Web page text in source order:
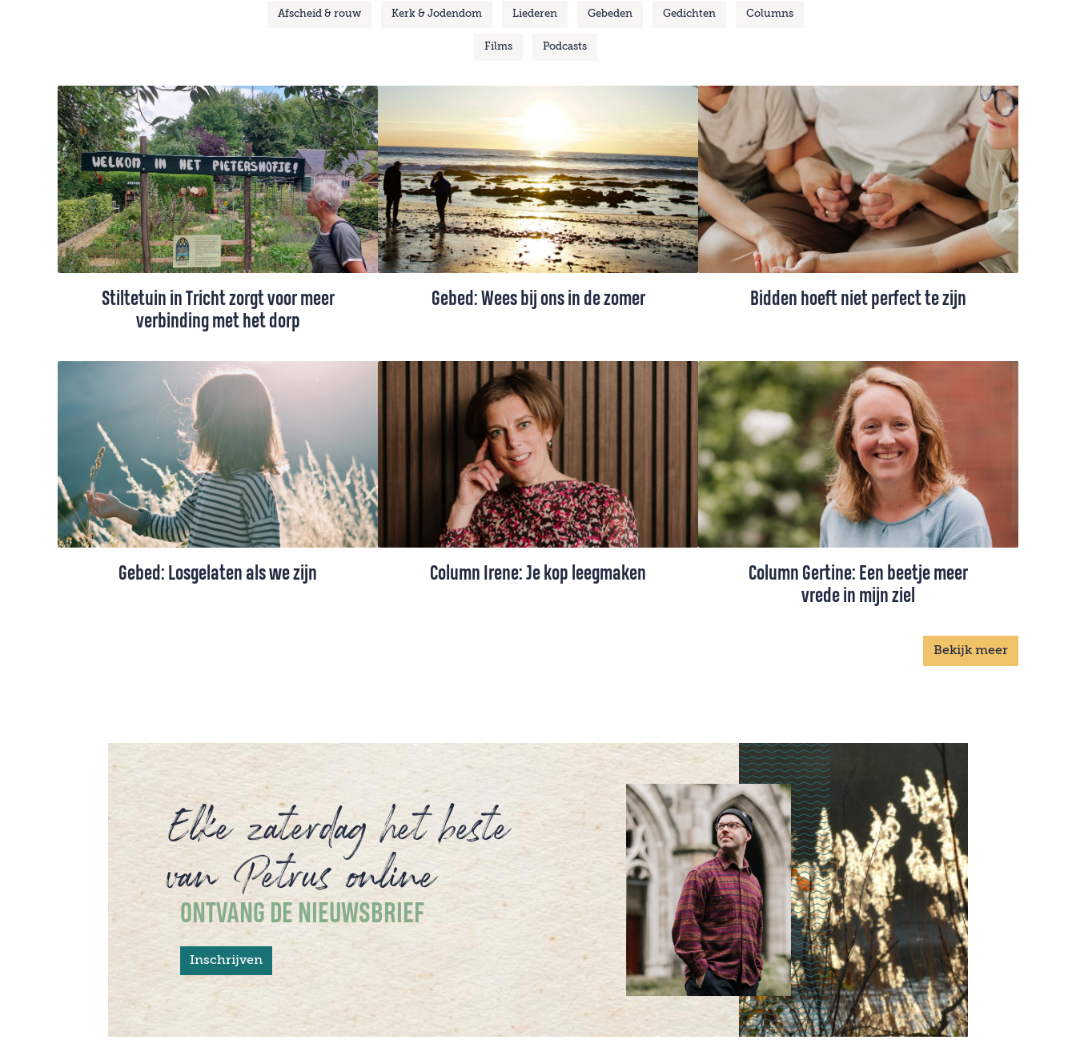
Afscheid & rouw Kerk & Jodendom Liederen Gebeden Gedichten Columns
Films Podcasts
Stiltetuin in Tricht zorgt voor meer
verbinding met het dorp
‘Welkom in de kerktuin’ staat op een bord
aan het hek van de St. Pieterskerk in het
Gelderse Tricht. Wat ooit een moestuintje
was, is in het voorjaar van 2024
omgetoverd tot een stiltetuin die vrij
toegankelijk is voor iedereen: het
Pietershofje. Je kunt er rondlopen, even tot
jezelf komen.
Gebed: Wees bij ons in de zomer
dagen. Om rust die dieper gaat dan vrije
tijd: de rust van Gods nabijheid, die nieuwe
kracht en vrede geeft.
Bidden hoeft niet perfect te zijn
gevouwen handen en gesloten ogen. Stil
worden, je woorden zorgvuldig kiezen en
God vertellen wat er in je hart leeft.
Misschien voelde dat toen heel
vanzelfsprekend. Maar ergens onderweg
kunnen vragen ontstaan. Doe ik het wel
goed? Luistert God echt? En wat als ik
geen woorden heb of niets ervaar?
Gebed: Losgelaten als we zijn Column Irene: Je kop leegmaken
Column Gertine: Een beetje meer
vrede in mijn ziel
Ds. Gertine Blom maakte een bijzondere
vredeswake mee in haar kleineBekijk meer
Elke zaterdag het beste
van Petrus online
ONTVANG DE NIEUWSBRIEF
Inschrijven